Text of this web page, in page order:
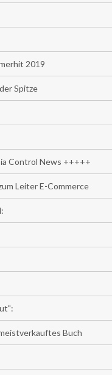
2019
Spitze
Control News +++++
Leiter E-Commerce
Buch